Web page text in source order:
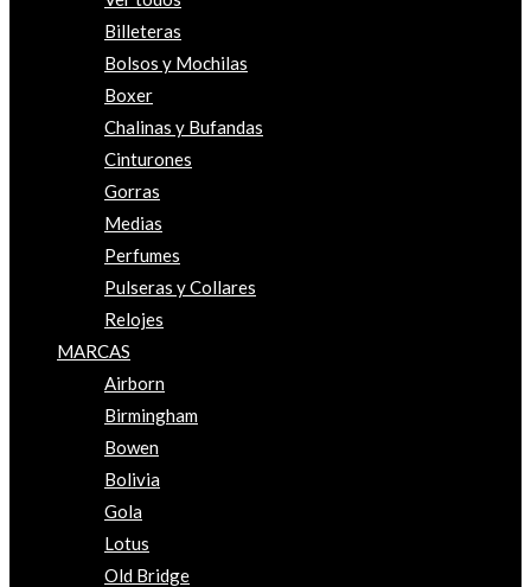
Billeteras
Bolsos y Mochilas
Boxer
Chalinas y Bufandas
Cinturones
Gorras
Medias
Perfumes
Pulseras y Collares
Relojes
MARCAS
Airborn
Birmingham
Bowen
Bolivia
Gola
Lotus
Old Bridge